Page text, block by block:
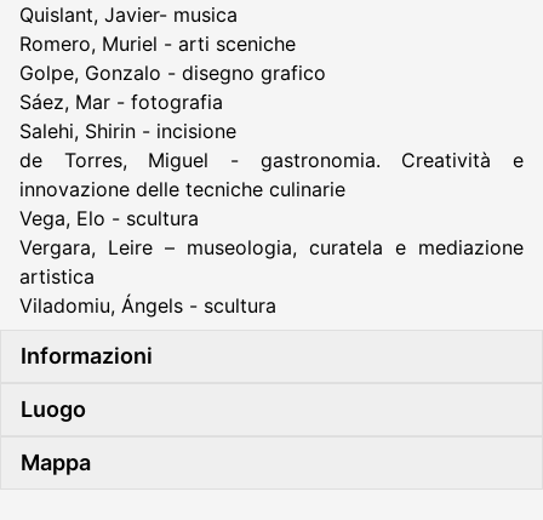
Quislant, Javier- musica
Romero, Muriel - arti sceniche
Golpe, Gonzalo - disegno grafico
Sáez, Mar - fotografia
Salehi, Shirin - incisione
de Torres, Miguel - gastronomia. Creatività e
innovazione delle tecniche culinarie
Vega, Elo - scultura
Vergara, Leire – museologia, curatela e mediazione
artistica
Viladomiu, Ángels - scultura
Informazioni
Luogo
Mappa